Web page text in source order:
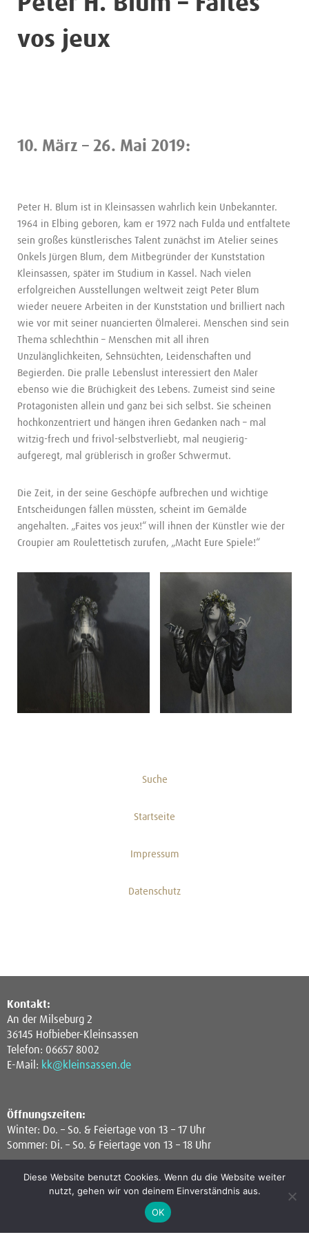
vos jeux
10. März – 26. Mai 2019:
Peter H. Blum ist in Kleinsassen wahrlich kein Unbekannter.
1964 in Elbing geboren, kam er 1972 nach Fulda und entfaltete
sein großes künstlerisches Talent zunächst im Atelier seines
Onkels Jürgen Blum, dem Mitbegründer der Kunststation
Kleinsassen, später im Studium in Kassel. Nach vielen
erfolgreichen Ausstellungen weltweit zeigt Peter Blum
wieder neuere Arbeiten in der Kunststation und brilliert nach
wie vor mit seiner nuancierten Ölmalerei. Menschen sind sein
Thema schlechthin – Menschen mit all ihren
Unzulänglichkeiten, Sehnsüchten, Leidenschaften und
Begierden. Die pralle Lebenslust interessiert den Maler
ebenso wie die Brüchigkeit des Lebens. Zumeist sind seine
Protagonisten allein und ganz bei sich selbst. Sie scheinen
hochkonzentriert und hängen ihren Gedanken nach – mal
witzig-frech und frivol-selbstverliebt, mal neugierig-
aufgeregt, mal grüblerisch in großer Schwermut.
Die Zeit, in der seine Geschöpfe aufbrechen und wichtige
Entscheidungen fällen müssten, scheint im Gemälde
angehalten. „Faites vos jeux!“ will ihnen der Künstler wie der
Croupier am Roulettetisch zurufen, „Macht Eure Spiele!“
Suche
Startseite
Impressum
Datenschutz
Kontakt:
An der Milseburg 2
36145 Hofbieber-Kleinsassen
Telefon: 06657 8002
E-Mail: kk@kleinsassen.de
Öffnungszeiten:
Winter: Do. – So. & Feiertage von 13 – 17 Uhr
Sommer: Di. – So. & Feiertage von 13 – 18 Uhr
Newsletter:
Diese Website benutzt Cookies. Wenn du die Website weiter
nutzt, gehen wir von deinem Einverständnis aus.
OK